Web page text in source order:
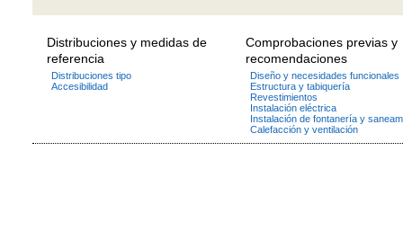
Distribuciones y medidas de
referencia
Distribuciones tipo
Accesibilidad
Comprobaciones previas y
recomendaciones
Diseño y necesidades funcionales
Estructura y tabiquería
Revestimientos
Instalación eléctrica
Instalación de fontanería y
Calefacción y ventilación